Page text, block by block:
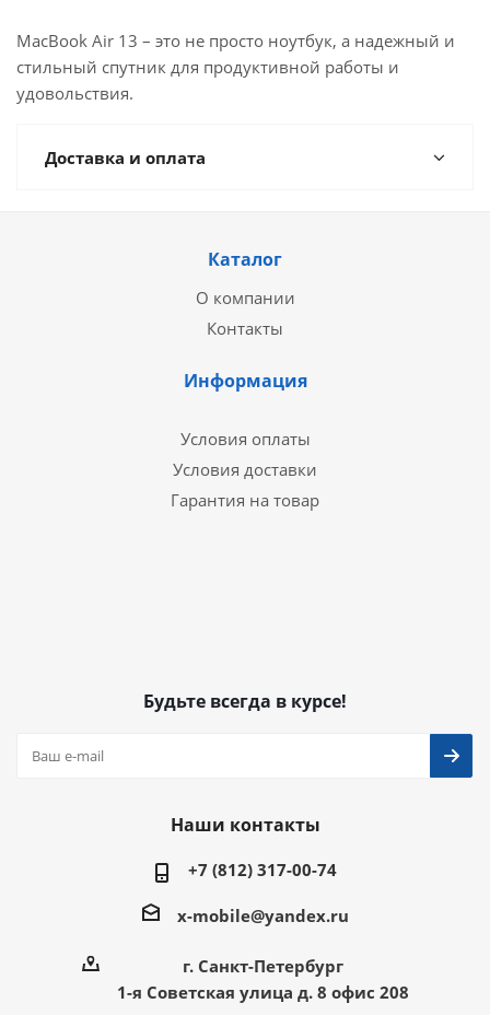
MacBook Air 13 – это не просто ноутбук, а надежный и
стильный спутник для продуктивной работы и
удовольствия.
Доставка и оплата
Каталог
О компании
Контакты
Информация
Условия оплаты
Условия доставки
Гарантия на товар
Будьте всегда в курсе!
Наши контакты
+7 (812) 317-00-74
x-mobile@yandex.ru
г. Санкт-Петербург
1-я Советская улица д. 8 офис 208